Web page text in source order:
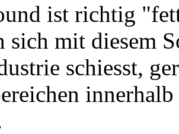
ist richtig
sich mit diesem
schiesst,